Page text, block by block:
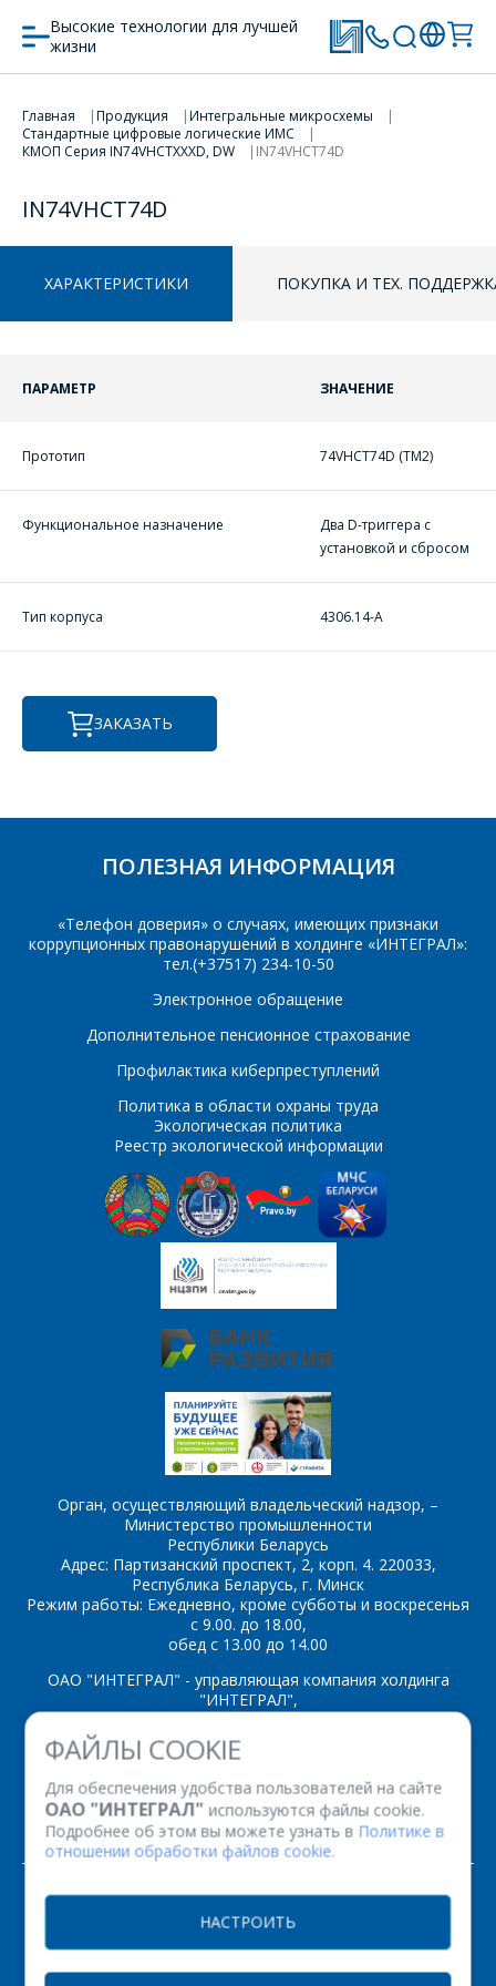
ФАЙЛЫ COOKIE
Для обеспечения удобства пользователей на сайте
ОАО "ИНТЕГРАЛ" используются файлы cookie.
Подробнее об этом вы можете узнать в Политике в
отношении обработки файлов cookie.
НАСТРОИТЬ
Высокие технологии для лучшей
жизни
Главная Продукция
Интегральные микросхемы
Стандартные цифровые логические ИМС
КМОП Серия IN74VHCTXXXD, DW
IN74VHCT74D
IN74VHCT74D
ХАРАКТЕРИСТИКИ ПОКУПКА И ТЕХ.
ПАРАМЕТР ЗНАЧЕНИЕ
Прототип 74VHCT74D (ТМ2)
Функциональное назначение
Два D-триггера с
установкой и сбросом
Тип корпуса 4306.14-А
ЗАКАЗАТЬ
ПЕРЕЙТИ В КОРЗИНУ
ПОЛЕЗНАЯ ИНФОРМАЦИЯ
«Телефон доверия» о случаях, имеющих признаки
коррупционных правонарушений в холдинге «ИНТЕГРАЛ»:
тел.(+37517) 234-10-50
Электронное обращение
Дополнительное пенсионное страхование
Профилактика киберпреступлений
Политика в области охраны труда
Экологическая политика
Реестр экологической информации
Орган, осуществляющий владельческий надзор, –
Министерство промышленности
Республики Беларусь
Адрес: Партизанский проспект, 2, корп. 4. 220033,
Республика Беларусь, г. Минск
Режим работы: Ежедневно, кроме субботы и воскресенья
с 9.00. до 18.00,
обед с 13.00 до 14.00
ОАО "ИНТЕГРАЛ" - управляющая компания холдинга
"ИНТЕГРАЛ",
ул. Казинца И.П., д.121А, комната 327, г. Минск, 220108,
Республика Беларусь
Факс: (+375 17) 338 12 94 УНП 100386629
Рег. номер 100386629 от 01.08.2013 г.
© 2026. Все права защищены.
для юридических лиц
лицам
осуществляются в ТД
(17) 350-94-32
Укажите
интересующее Вас
изделие, и
сотрудники компании
и сроков поставки.
Фамилия Имя*
Организация *
Интересующий товар/
услуга, их количество
Комментарий*
*- обязательные
поля
ОТПРАВИТЬ
ЗАДАТЬ ВОПРОС
СОТРУДНИКИ
КОМПАНИИ С
РАДОСТЬЮ
ВАШИ
ВОПРОСЫ
E-mail
Интересующий товар/
услуга
Сообщение
Я согласен на
обработку
персональных данных*
*- обязательные
поля